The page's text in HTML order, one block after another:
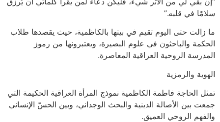
سلامًا في قلبه.”
ما زالت حتى اليوم تقيم في بيتها بالكاظمية، حيث يقصدها طلاب
الحكمة والباحثون في علوم البصيرة، ويعتبرونها من رموز
المدرسة الروحية العراقية المعاصرة.
الهوية والرمزية
تمثل الحاجة فاطمة الكاظمية نموذج المرأة العراقية الحكيمة التي
جمعت بين الأصالة الدينية والبحث الوجداني، وبين الحسّ الإنساني
والفهم الروحي العميق.